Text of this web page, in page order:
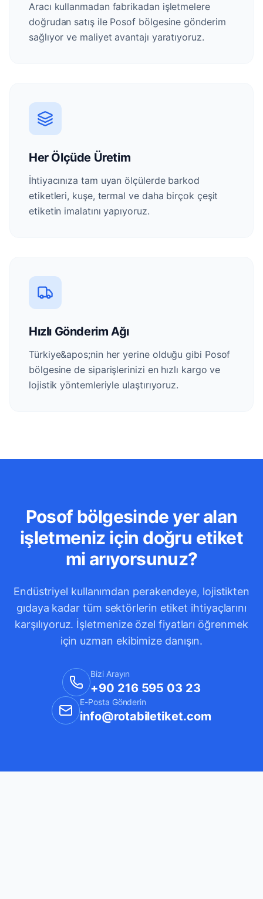
Aracı kullanmadan fabrikadan işletmelere
doğrudan satış ile Posof bölgesine gönderim
sağlıyor ve maliyet avantajı yaratıyoruz.
Her Ölçüde Üretim
İhtiyacınıza tam uyan ölçülerde barkod
etiketleri, kuşe, termal ve daha birçok çeşit
etiketin imalatını yapıyoruz.
Hızlı Gönderim Ağı
Türkiye&apos;nin her yerine olduğu gibi Posof
bölgesine de siparişlerinizi en hızlı kargo ve
lojistik yöntemleriyle ulaştırıyoruz.
Posof bölgesinde yer alan
işletmeniz için doğru etiket
mi arıyorsunuz?
Endüstriyel kullanımdan perakendeye, lojistikten
gıdaya kadar tüm sektörlerin etiket ihtiyaçlarını
karşılıyoruz. İşletmenize özel fiyatları öğrenmek
için uzman ekibimize danışın.
Bizi Arayın
+90 216 595 03 23
E-Posta Gönderin
info@rotabiletiket.com